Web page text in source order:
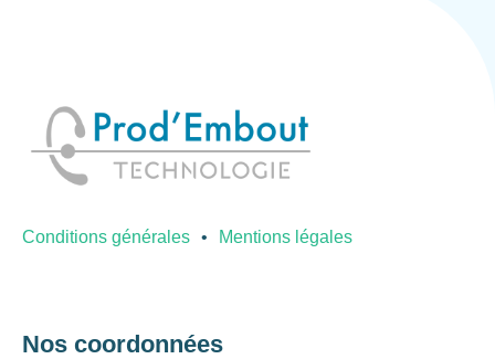
Conditions générales Mentions légales
Nos coordonnées